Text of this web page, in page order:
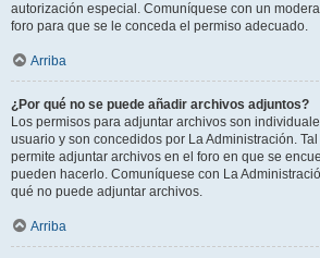
autorización especial. Comuníquese con un
foro para que se le conceda el permiso adecuado.
Arriba
¿Por qué no se puede añadir archivos adjuntos?
Los permisos para adjuntar archivos son
usuario y son concedidos por La Administración.
permite adjuntar archivos en el foro en que se
pueden hacerlo. Comuníquese con La
qué no puede adjuntar archivos.
Arriba